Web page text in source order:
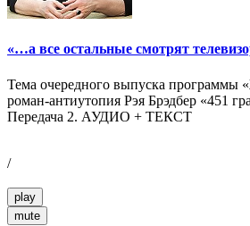
«…а все остальные смотрят
Тема очередного выпуска программы
роман-антиутопия Рэя Брэдбер «451
Передача 2. АУДИО + ТЕКСТ
/
play
mute